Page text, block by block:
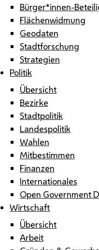
Bürger*innen-
Flächenwidmung
Geodaten
Stadtforschung
Strategien
Politik
Übersicht
Bezirke
Stadtpolitik
Landespolitik
Wahlen
Mitbestimmen
Finanzen
Internationales
Open Government
Wirtschaft
Übersicht
Arbeit